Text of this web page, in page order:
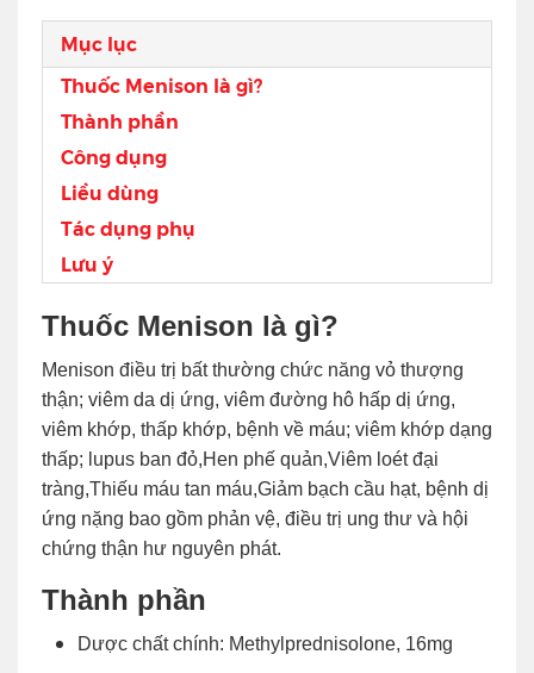
Mục lục
Thuốc Menison là gì?
Thành phần
Công dụng
Liều dùng
Tác dụng phụ
Lưu ý
Thuốc Menison là gì?
Menison điều trị bất thường chức năng vỏ thượng
thận; viêm da dị ứng, viêm đường hô hấp dị ứng,
viêm khớp, thấp khớp, bệnh về máu; viêm khớp dạng
thấp; lupus ban đỏ,Hen phế quản,Viêm loét đại
tràng,Thiếu máu tan máu,Giảm bạch cầu hạt, bệnh dị
ứng nặng bao gồm phản vệ, điều trị ung thư và hội
chứng thận hư nguyên phát.
Thành phần
Dược chất chính: Methylprednisolone, 16mg